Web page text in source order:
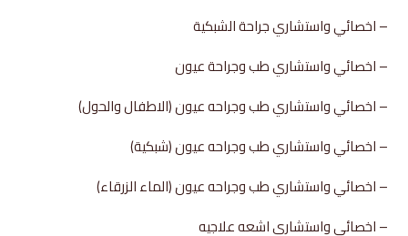
– اخصائي واستشاري جراحة الشبكية
– اخصائي واستشاري طب وجراحة عيون
– اخصائي واستشاري طب وجراحه عيون (الاطفال والحول)
– اخصائي واستشاري طب وجراحه عيون (شبكية)
– اخصائي واستشاري طب وجراحه عيون (الماء الزرقاء)
– اخصائي واستشاري اشعه علاجيه